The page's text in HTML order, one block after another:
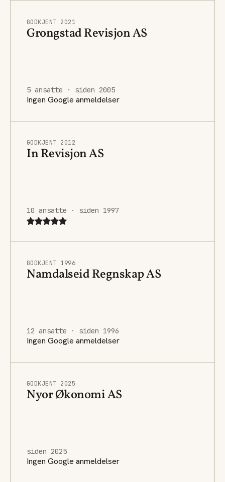
GODKJENT 2021
Grongstad Revisjon AS
5 ansatte · siden 2005
Ingen Google anmeldelser
GODKJENT 2012
In Revisjon AS
10 ansatte · siden 1997
GODKJENT 1996
Namdalseid Regnskap AS
12 ansatte · siden 1996
Ingen Google anmeldelser
GODKJENT 2025
Nyor Økonomi AS
siden 2025
Ingen Google anmeldelser